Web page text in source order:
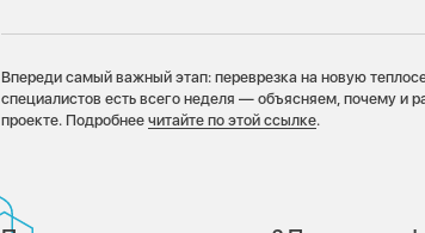
Впереди самый важный этап: переврезка на новую
специалистов есть всего неделя — объясняем, почему и
проекте. Подробнеечитайте по этой ссылке.